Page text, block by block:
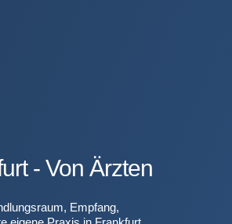
- Von Ärzten
Empfang,